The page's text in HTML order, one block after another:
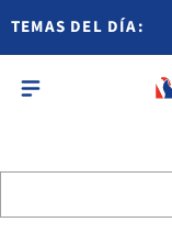
TEMAS DEL DÍA: